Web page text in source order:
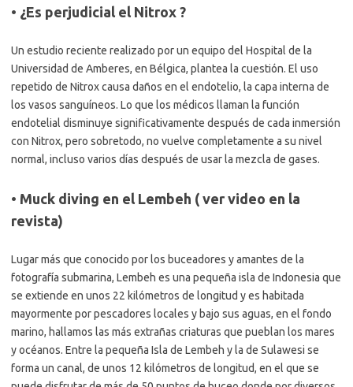
• ¿Es perjudicial el Nitrox ?
Un estudio reciente realizado por un equipo del Hospital de la
Universidad de Amberes, en Bélgica, plantea la cuestión. El uso
repetido de Nitrox causa daños en el endotelio, la capa interna de
los vasos sanguíneos. Lo que los médicos llaman la función
endotelial disminuye significativamente después de cada inmersión
con Nitrox, pero sobretodo, no vuelve completamente a su nivel
normal, incluso varios días después de usar la mezcla de gases.
• Muck diving en el Lembeh ( ver video en la
revista)
Lugar más que conocido por los buceadores y amantes de la
fotografía submarina, Lembeh es una pequeña isla de Indonesia que
se extiende en unos 22 kilómetros de longitud y es habitada
mayormente por pescadores locales y bajo sus aguas, en el fondo
marino, hallamos las más extrañas criaturas que pueblan los mares
y océanos. Entre la pequeña Isla de Lembeh y la de Sulawesi se
forma un canal, de unos 12 kilómetros de longitud, en el que se